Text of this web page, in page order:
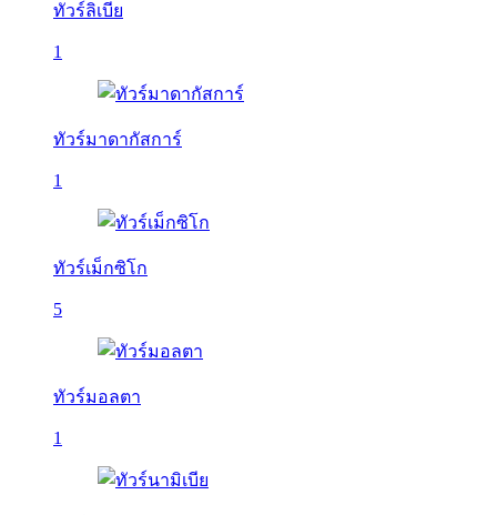
ทัวร์ลิเบีย
1
ทัวร์มาดากัสการ์
1
ทัวร์เม็กซิโก
5
ทัวร์มอลตา
1